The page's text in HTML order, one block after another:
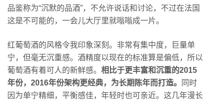
品鉴称为“沉默的品酒”，不允许说话和讨论，不过在法国
这是不可能的，一会儿大厅里就嗡嗡成一片。
红葡萄酒的风格令我印象深刻。非常有集中度，巨量单
宁，但毫无沉重感。酒精度以现在的标准算是偏低，所以
葡萄酒有着可人的新鲜感。 相比于更丰富和沉重的2015
年份，2016年份架构更经典，为长期陈年而打造。
同时
因为单宁精细，平衡感佳，年轻时也可亲近。这几年漫长